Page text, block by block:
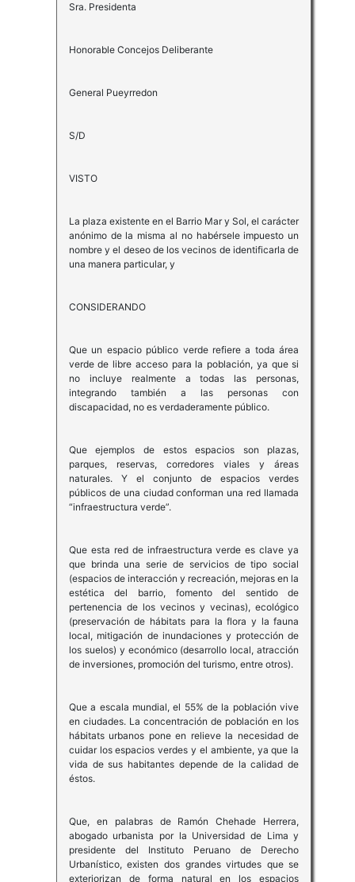
Sra. Presidenta
Honorable Concejos Deliberante
General Pueyrredon
S/D
VISTO
La plaza existente en el Barrio Mar y Sol, el carácter
anónimo de la misma al no habérsele impuesto un
nombre y el deseo de los vecinos de identificarla de
una manera particular, y
CONSIDERANDO
Que un espacio público verde refiere a toda área
verde de libre acceso para la población, ya que si
no incluye realmente a todas las personas,
integrando también a las personas con
discapacidad, no es verdaderamente público.
Que ejemplos de estos espacios son plazas,
parques, reservas, corredores viales y áreas
naturales. Y el conjunto de espacios verdes
públicos de una ciudad conforman una red llamada
“infraestructura verde”.
Que esta red de infraestructura verde es clave ya
que brinda una serie de servicios de tipo social
(espacios de interacción y recreación, mejoras en la
estética del barrio, fomento del sentido de
pertenencia de los vecinos y vecinas), ecológico
(preservación de hábitats para la flora y la fauna
local, mitigación de inundaciones y protección de
los suelos) y económico (desarrollo local, atracción
de inversiones, promoción del turismo, entre otros).
Que a escala mundial, el 55% de la población vive
en ciudades. La concentración de población en los
hábitats urbanos pone en relieve la necesidad de
cuidar los espacios verdes y el ambiente, ya que la
vida de sus habitantes depende de la calidad de
éstos.
Que, en palabras de Ramón Chehade Herrera,
abogado urbanista por la Universidad de Lima y
presidente del Instituto Peruano de Derecho
Urbanístico, existen dos grandes virtudes que se
exteriorizan de forma natural en los espacios